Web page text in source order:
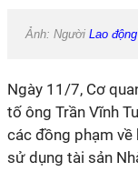
Ảnh: Người Lao
Ngày 11/7, Cơ
tố ông Trần Vĩnh
các đồng phạm về
sử dụng tài sản